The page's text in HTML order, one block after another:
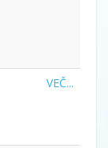
VEČ...